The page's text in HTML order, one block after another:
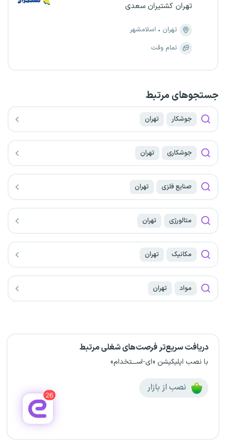
تهران کشتیران سعدی
تهران
اسلامشهر
تمام وقت
جستجو‌های مرتبط
جوشکار تهران
جوشکاری تهران
صنایع فلزی تهران
متالورژی تهران
مکانیک تهران
مواد تهران
دریافت سریع‌تر فرصت‌های شغلی مرتبط
با نصب اپلیکیشن «ای-اســـتخدام»
نصب از بازار